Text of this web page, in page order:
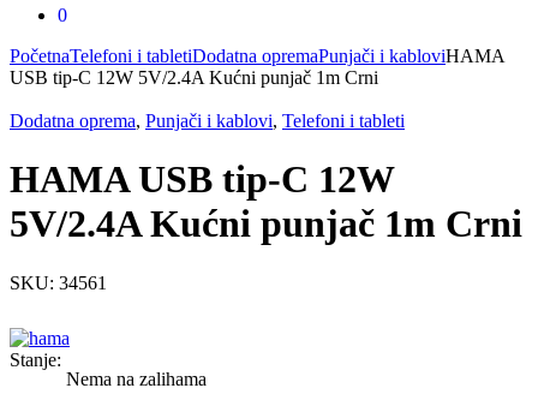
0
PočetnaTelefoni i tabletiDodatna opremaPunjači i kabloviHAMA
USB tip-C 12W 5V/2.4A Kućni punjač 1m Crni
Dodatna oprema, Punjači i kablovi, Telefoni i tableti
HAMA USB tip-C 12W
5V/2.4A Kućni punjač 1m Crni
SKU: 34561
Stanje:
Nema na zalihama